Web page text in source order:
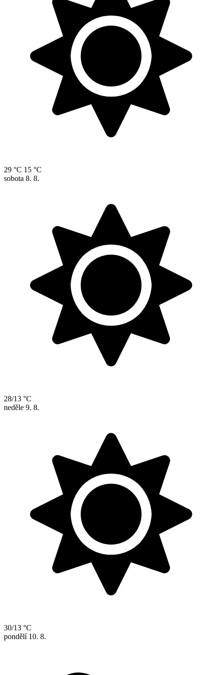
29 °C 15 °C
sobota 8. 8.
28/13 °C
neděle 9. 8.
30/13 °C
pondělí 10. 8.